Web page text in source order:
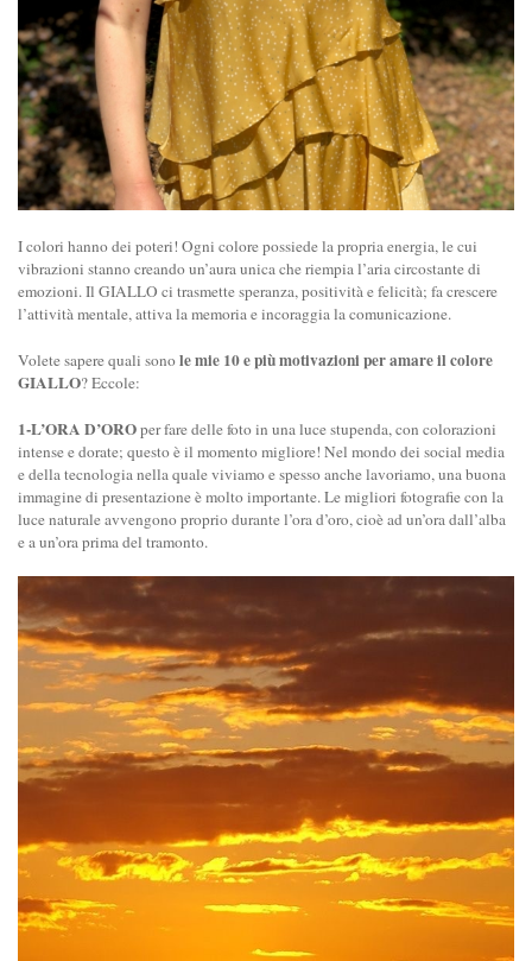
I colori hanno dei poteri! Ogni colore possiede la propria energia, le cui
vibrazioni stanno creando un’aura unica che riempia l’aria circostante di
emozioni. Il GIALLO ci trasmette speranza, positività e felicità; fa crescere
l’attività mentale, attiva la memoria e incoraggia la comunicazione.
Volete sapere quali sonole mie 10 e più motivazioni per amare il colore
GIALLO? Eccole:
1-L’ORA D’OROper fare delle foto in una luce stupenda, con colorazioni
intense e dorate; questo è il momento migliore! Nel mondo dei social media
e della tecnologia nella quale viviamo e spesso anche lavoriamo, una buona
immagine di presentazione è molto importante. Le migliori fotografie con la
luce naturale avvengono proprio durante l’ora d’oro, cioè ad un’ora dall’alba
e a un’ora prima del tramonto.